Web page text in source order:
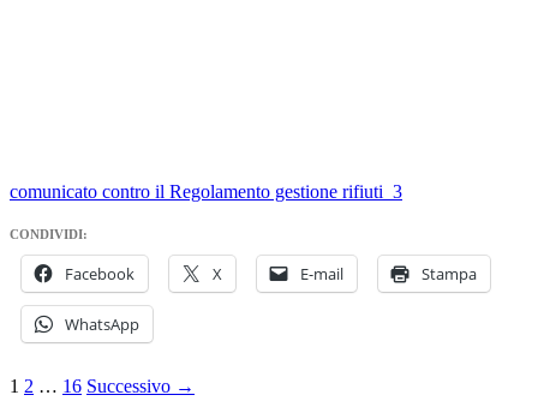
comunicato contro il Regolamento gestione rifiuti_3
CONDIVIDI:
Facebook X E-mail Stampa
WhatsApp
Navigazione
1 2 … 16 Successivo →